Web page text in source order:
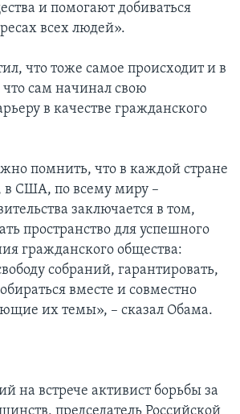
и помогают добиваться
всех людей».
что тоже самое происходит и в
сам начинал свою
в качестве гражданского
помнить, что в каждой стране
в США, по всему миру –
заключается в том,
пространство для успешного
гражданского общества:
собраний, гарантировать,
вместе и совместно
их темы», – сказал Обама.
на встрече активист борьбы за